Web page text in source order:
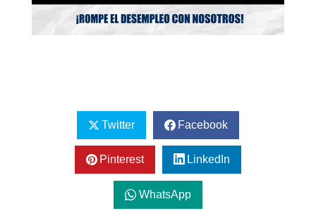
Twitter Facebook
Pinterest LinkedIn
WhatsApp